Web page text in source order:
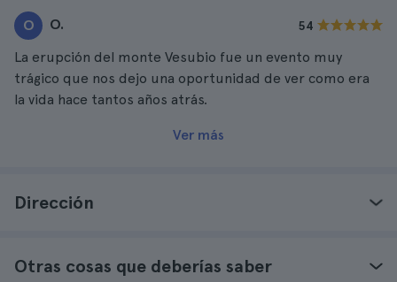
O O. 54
La erupción del monte Vesubio fue un evento muy
trágico que nos dejo una oportunidad de ver como era
la vida hace tantos años atrás.
Ver más
Dirección
Otras cosas que deberías saber